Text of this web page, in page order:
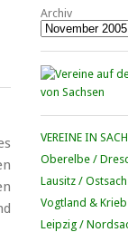
Archiv
VEREINE IN
Oberelbe /
Lausitz /
Vogtland &
Leipzig /